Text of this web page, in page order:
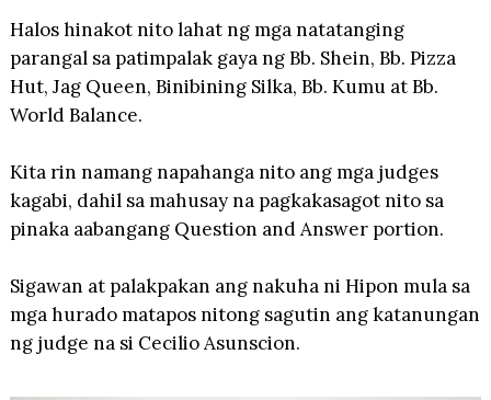
Halos hinakot nito lahat ng mga natatanging
parangal sa patimpalak gaya ng Bb. Shein, Bb. Pizza
Hut, Jag Queen, Binibining Silka, Bb. Kumu at Bb.
World Balance.
Kita rin namang napahanga nito ang mga judges
kagabi, dahil sa mahusay na pagkakasagot nito sa
pinaka aabangang Question and Answer portion.
Sigawan at palakpakan ang nakuha ni Hipon mula sa
mga hurado matapos nitong sagutin ang katanungan
ng judge na si Cecilio Asunscion.